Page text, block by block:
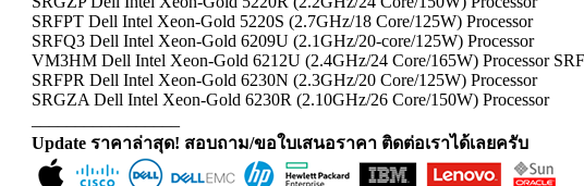
SRFPT Dell Intel Xeon-Gold 5220S (2.7GHz/18 Core/125W) Processor
SRFQ3 Dell Intel Xeon-Gold 6209U (2.1GHz/20-core/125W) Processor
VM3HM Dell Intel Xeon-Gold 6212U (2.4GHz/24 Core/165W) Processor
SRFPR Dell Intel Xeon-Gold 6230N (2.3GHz/20 Core/125W) Processor
SRGZA Dell Intel Xeon-Gold 6230R (2.10GHz/26 Core/150W) Processor
Update ราคาล่าสุด! สอบถาม/ขอใบเสนอราคา ติดต่อเราได้เลยครับ